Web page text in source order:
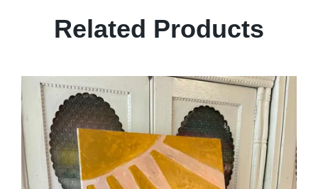
Related Products